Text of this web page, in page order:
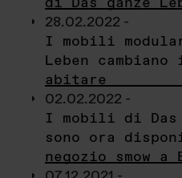
28.02.2022 -
I mobili
Leben
abitare
02.02.2022 -
I mobili di Das
sono ora
negozio smow a